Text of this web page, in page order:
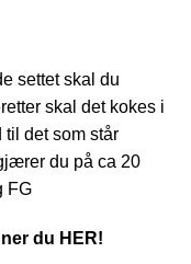
settet skal du
skal det kokes i
til det som står
du på ca 20
FG
du HER!